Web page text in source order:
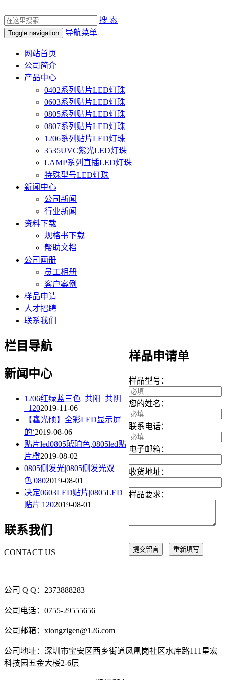
搜 索
Toggle navigation 导航菜单
网站首页
公司简介
产品中心
0402系列贴片LED灯珠
0603系列贴片LED灯珠
0805系列贴片LED灯珠
0807系列贴片LED灯珠
1206系列贴片LED灯珠
3535UVC紫光LED灯珠
LAMP系列直插LED灯珠
特殊型号LED灯珠
新闻中心
公司新闻
行业新闻
资料下载
规格书下载
帮助文档
公司画册
员工相册
客户案例
样品申请
人才招聘
联系我们
样品申请单
样品型号：
您的姓名：
联系电话：
电子邮箱：
收货地址：
样品要求：
提交留言 重新填写
栏目导航
新闻中心
1206红绿蓝三色_共阳_共阴
_1202019-11-06
【鑫光硕】全彩LED显示屏
的‘2019-08-06
贴片led0805琥珀色,0805led贴
片橙2019-08-02
0805侧发光|0805侧发光双
色|0802019-08-01
决定0603LED贴片|0805LED
贴片|1202019-08-01
联系我们
CONTACT US
公司 Q Q：2373888283
公司电话：0755-29555656
公司邮箱：xiongzigen@126.com
公司地址：深圳市宝安区西乡街道凤凰岗社区水库路111星宏
科技园五金大楼2-6层